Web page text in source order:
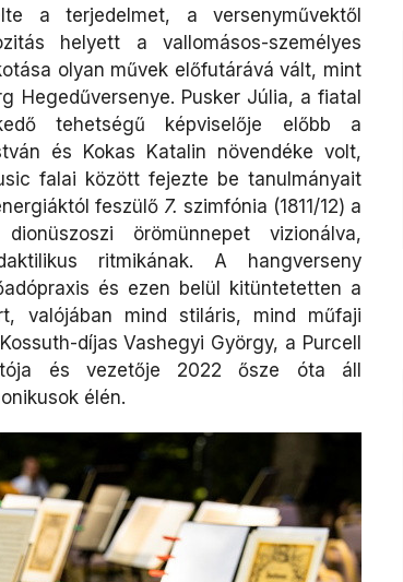
a terjedelmet, a versenyművektől
helyett a vallomásos-személyes
olyan művek előfutárává vált, mint
Hegedűversenye. Pusker Júlia, a fiatal
tehetségű képviselője előbb a
és Kokas Katalin növendéke volt,
falai között fejezte be tanulmányait
feszülő 7. szimfónia (1811/12) a
örömünnepet vizionálva,
ritmikának. A hangverseny
és ezen belül kitüntetetten a
valójában mind stiláris, mind műfaji
díjas Vashegyi György, a Purcell
és vezetője 2022 ősze óta áll
élén.